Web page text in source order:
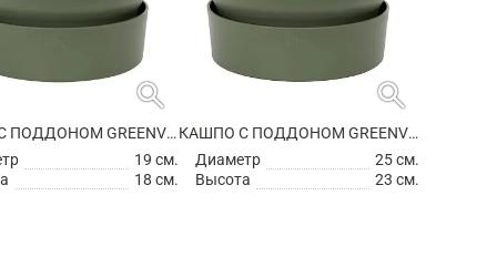
search
КАШПО С ПОДДОНОМ GREENVILLE ROUND LEAF GREEN
19 см.
18 см.
search
КАШПО С ПОДДОНОМ GREENVILLE ROUND LEAF GREEN
Диаметр
25 см.
Высота
23 см.